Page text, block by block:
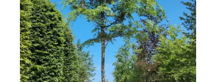
de
productpagina